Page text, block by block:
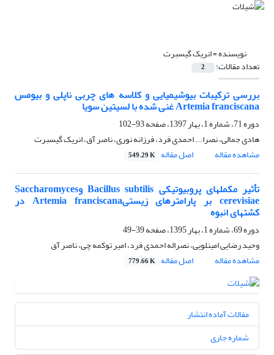
نویسنده =انریک گیسبرت
تعداد مقالات: 2
بررسی ترکیبات بیوشیمیایی و کلاسه های چربی ناپلی و بیومس
Artemia franciscana غنی شده با لسیتین سویا
دوره 71، شماره 1، بهار 1397، صفحه
93-102
هادی جمالی، نصرا... احمدی فرد، فرزانه نوری، ناصر آق، انریک گیسبرت
مشاهده مقاله
اصل مقاله 549.29 K
تأثیر مکملهای پروبیوتیکی Bacillus subtilis وSaccharomyces
cerevisiae بر پارامترهای زیستیArtemia franciscana در
کشتهای انبوه
دوره 69، شماره 1، بهار 1395، صفحه
39-49
وحید رضایی امینلویی، نصراله احمدی فرد، امیر توکمه چی، ناصر آق
مشاهده مقاله
اصل مقاله 779.66 K
مقالات آماده انتشار
شماره جاری